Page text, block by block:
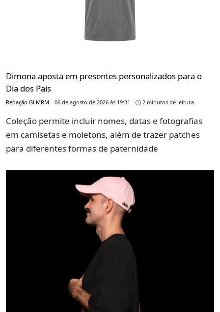
Dimona aposta em presentes personalizados para o
Dia dos Pais
Redação GLMRM 06 de agosto de 2026 às 19:31 2 minutos de leitura
Coleção permite incluir nomes, datas e fotografias
em camisetas e moletons, além de trazer patches
para diferentes formas de paternidade